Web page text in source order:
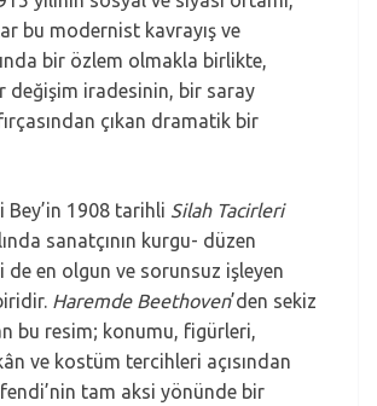
bu modernist kavrayış ve
bir özlem olmakla birlikte,
değişim iradesinin, bir saray
çıkan dramatik bir
Bey’in 1908 tarihli Silah Tacirleri
sanatçının kurgu- düzen
de en olgun ve sorunsuz işleyen
Haremde Beethoven’den sekiz
bu resim; konumu, figürleri,
ve kostüm tercihleri açısından
tam aksi yönünde bir